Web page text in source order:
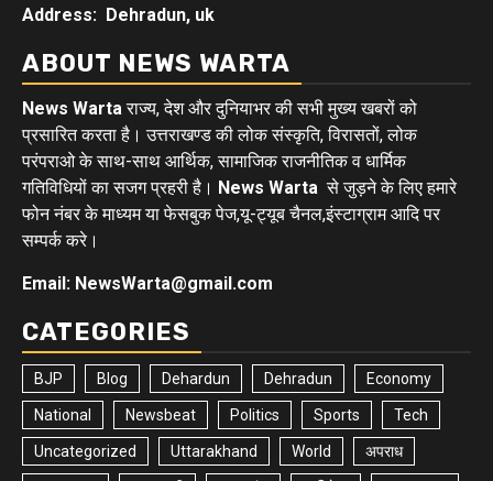
Address: Dehradun, uk
ABOUT NEWS WARTA
News Wartaराज्य, देश और दुनियाभर की सभी मुख्य खबरों को
प्रसारित करता है। उत्तराखण्ड की लोक संस्कृति, विरासतों, लोक
परंपराओ के साथ-साथ आर्थिक, सामाजिक राजनीतिक व धार्मिक
गतिविधियों का सजग प्रहरी है। News Warta से जुड़ने के लिए हमारे
फोन नंबर के माध्यम या फेसबुक पेज,यू-ट्यूब चैनल,इंस्टाग्राम आदि पर
सम्पर्क करे।
Email: NewsWarta@gmail.com
CATEGORIES
BJP Blog Dehardun Dehradun Economy
National Newsbeat Politics Sports Tech
Uncategorized Uttarakhand World अपराध